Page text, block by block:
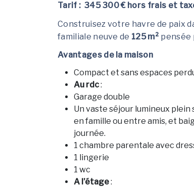
Tarif : 345 300 € hors frais et
Construisez votre havre de paix
familiale neuve de 125 m² pensée
Avantages de la maison
Compact et sans espaces
Au rdc:
Garage double
Un vaste séjour lumineux
en famille ou entre amis, et
journée.
1 chambre parentale avec
1 lingerie
1 wc
A l’étage: